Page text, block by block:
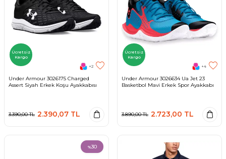
Ücretsiz
Kargo
+2
Under Armour 3026175 Charged
Assert Siyah Erkek Koşu Ayakkabısı
3.390,00TL 2.390,07 TL
Ücretsiz
Kargo
+4
Under Armour 3026634 Ua Jet 23
Basketbol Mavi Erkek Spor Ayakkabı
3.890,00TL 2.723,00 TL
%30